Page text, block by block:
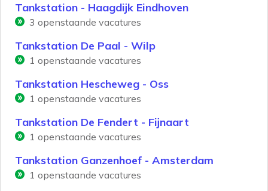
Tankstation - Haagdijk Eindhoven
3 openstaande vacatures
Tankstation De Paal - Wilp
1 openstaande vacatures
Tankstation Hescheweg - Oss
1 openstaande vacatures
Tankstation De Fendert - Fijnaart
1 openstaande vacatures
Tankstation Ganzenhoef - Amsterdam
1 openstaande vacatures